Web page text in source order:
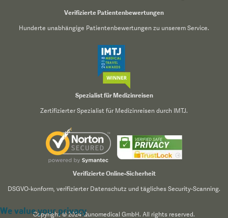
Verifizierte Patientenbewertungen
Hunderte unabhängige Patientenbewertungen zu unserem Service.
Spezialist für Medizinreisen
Zertifizierter Spezialist für Medizinreisen durch IMTJ.
Verifizierte Online-Sicherheit
DSGVO-konform, verifizierter Datenschutz und tägliches Security-Scanning.
Copyright © 2024 Qunomedical GmbH. All rights reserved.
We value your privacy